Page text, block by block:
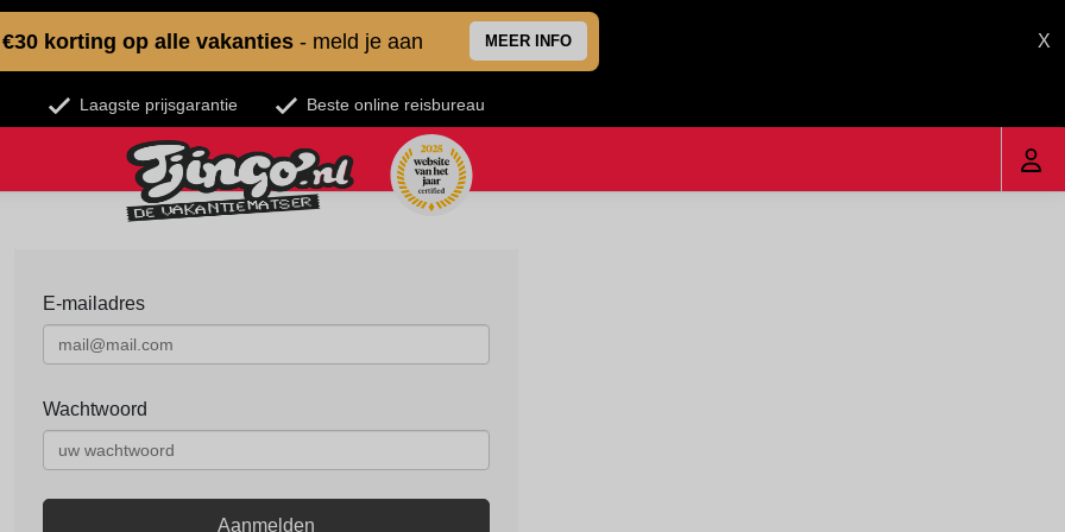
€30 korting op alle vakanties - meld je aan MEER INFO X
Laagste prijsgarantie Beste online reisbureau
E-mailadres
Wachtwoord
Aanmelden